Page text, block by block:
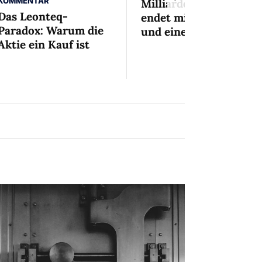
Leonteq-
Warum die
ein Kauf ist
Milliardenaffäre
endet mit Mini-Busse
und einem Bedingten